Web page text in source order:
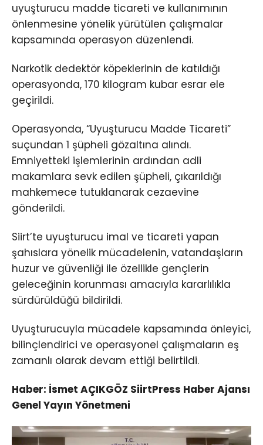
uyuşturucu madde ticareti ve kullanımının
önlenmesine yönelik yürütülen çalışmalar
kapsamında operasyon düzenlendi.
Narkotik dedektör köpeklerinin de katıldığı
operasyonda, 170 kilogram kubar esrar ele
geçirildi.
Operasyonda, “Uyuşturucu Madde Ticareti”
suçundan 1 şüpheli gözaltına alındı.
Emniyetteki işlemlerinin ardından adli
makamlara sevk edilen şüpheli, çıkarıldığı
mahkemece tutuklanarak cezaevine
gönderildi.
Siirt’te uyuşturucu imal ve ticareti yapan
şahıslara yönelik mücadelenin, vatandaşların
huzur ve güvenliği ile özellikle gençlerin
geleceğinin korunması amacıyla kararlılıkla
sürdürüldüğü bildirildi.
Uyuşturucuyla mücadele kapsamında önleyici,
bilinçlendirici ve operasyonel çalışmaların eş
zamanlı olarak devam ettiği belirtildi.
Haber: İsmet AÇIKGÖZ SiirtPress Haber Ajansı
Genel Yayın Yönetmeni